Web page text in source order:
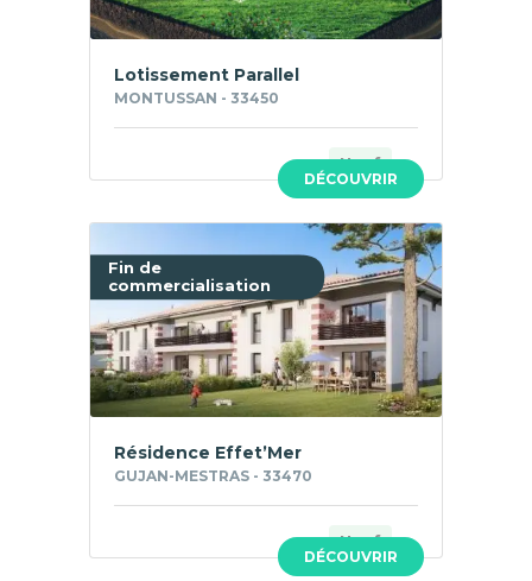
DÉCOUVRIR
Lotissement Parallel
MONTUSSAN - 33450
Neuf
Fin de
commercialisation
DÉCOUVRIR
Résidence Effet’Mer
GUJAN-MESTRAS - 33470
Neuf